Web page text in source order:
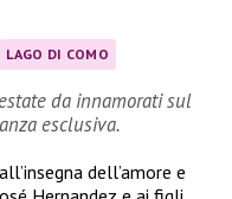
LAGO DI COMO
da innamorati sul
esclusiva.
dell’amore e